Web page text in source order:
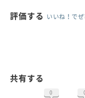
評価する いいね！で
共有する
0